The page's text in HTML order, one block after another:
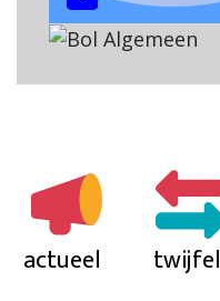
actueel twijfel